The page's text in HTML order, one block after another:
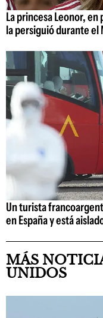
La princesa Leonor,
la persiguió durante el
Un turista
en España y está
MÁS
UNIDOS